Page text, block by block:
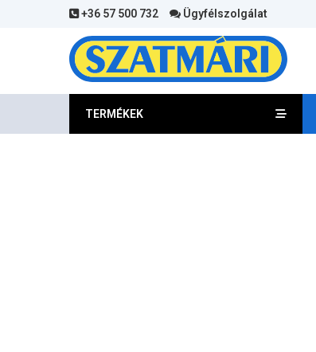
+36 57 500 732 Ügyfélszolgálat
TERMÉKEK